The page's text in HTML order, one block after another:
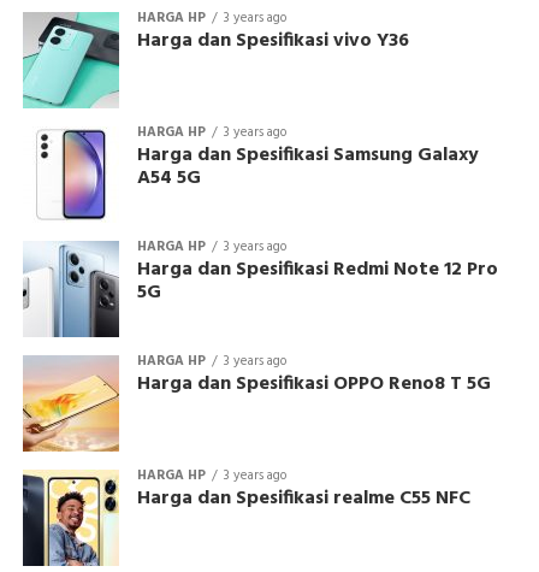
HARGA HP 3 years ago
Harga dan Spesifikasi vivo Y36
HARGA HP 3 years ago
Harga dan Spesifikasi Samsung Galaxy
A54 5G
HARGA HP 3 years ago
Harga dan Spesifikasi Redmi Note 12 Pro
5G
HARGA HP 3 years ago
Harga dan Spesifikasi OPPO Reno8 T 5G
HARGA HP 3 years ago
Harga dan Spesifikasi realme C55 NFC